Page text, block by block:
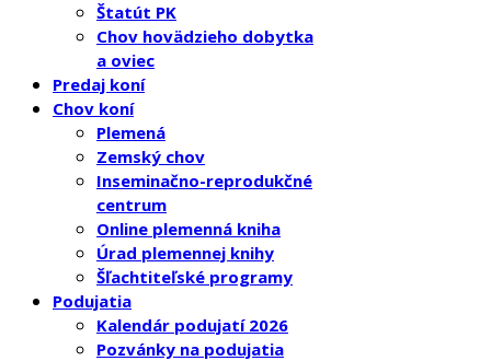
Štatút PK
Chov hovädzieho dobytka
a oviec
Predaj koní
Chov koní
Plemená
Zemský chov
Inseminačno-reprodukčné
centrum
Online plemenná kniha
Úrad plemennej knihy
Šľachtiteľské programy
Podujatia
Kalendár podujatí 2026
Pozvánky na podujatia